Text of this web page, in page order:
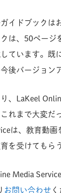
イドブックは
は、50ページ
ています。既
今後バージョン
、LaKeel
れまで大変だ
は、教育動
を受けてもら
Media
お問い合わせ